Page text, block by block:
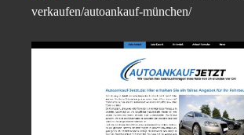
verkaufen/autoankauf-münchen/